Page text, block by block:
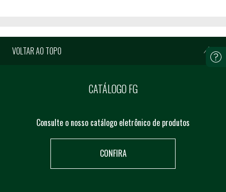
VOLTAR AO TOPO
CATÁLOGO FG
Consulte o nosso catálogo eletrônico de produtos
CONFIRA